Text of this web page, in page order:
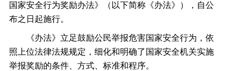
国家安全行为奖励办法》（以下简称《办法》），自公
布之日起施行。
《办法》立足鼓励公民举报危害国家安全行为，依
照上位法律法规规定，细化和明确了国家安全机关实施
举报奖励的条件、方式、标准和程序。